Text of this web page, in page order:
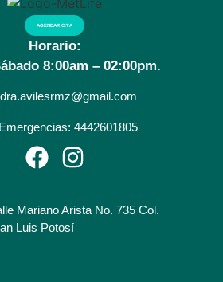
Mariano Arista No. 735 Col.
Luis Potosí
AGENDAR CITA
Horario:
8:00am – 02:00pm.
dra.avilesrmz@gmail.com
Emergencias: 4442601805